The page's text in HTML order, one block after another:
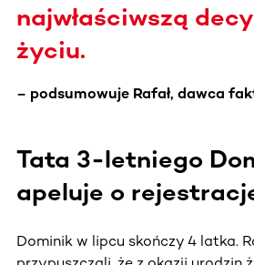
najwłaściwszą
życiu.
– podsumowuje Rafał, dawca
Tata 3-letniego
apeluje o
Dominik w lipcu skończy 4 latka.